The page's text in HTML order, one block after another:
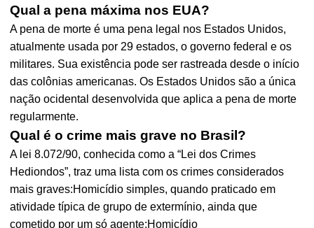
Qual a pena máxima nos EUA?
A pena de morte é uma pena legal nos Estados Unidos,
atualmente usada por 29 estados, o governo federal e os
militares. Sua existência pode ser rastreada desde o início
das colônias americanas. Os Estados Unidos são a única
nação ocidental desenvolvida que aplica a pena de morte
regularmente.
Qual é o crime mais grave no Brasil?
A lei 8.072/90, conhecida como a “Lei dos Crimes
Hediondos”, traz uma lista com os crimes considerados
mais graves:Homicídio simples, quando praticado em
atividade típica de grupo de extermínio, ainda que
cometido por um só agente;Homicídio